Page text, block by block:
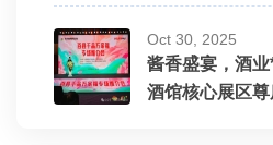
Oct 30, 2025
酱香盛宴，酒
酒馆核心展区